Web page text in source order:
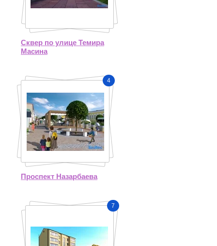
Сквер по улице Темира
Масина
4
Проспект Назарбаева
7